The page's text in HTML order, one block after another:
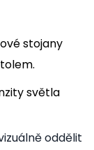
stojany
světla
oddělit